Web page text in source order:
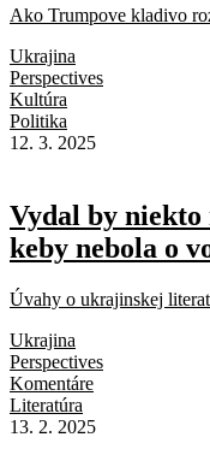
Ako Trumpove kladivo
Ukrajina
Perspectives
Kultúra
Politika
12. 3. 2025
Vydal by niekto
keby nebola o
Úvahy o ukrajinskej
Ukrajina
Perspectives
Komentáre
Literatúra
13. 2. 2025